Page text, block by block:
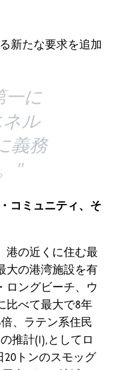
新たな要求を追加
一に
ル
義務
"
コミュニティ、そ
港の近くに住む最
大の港湾施設を有
ロングビーチ、ウ
比べて最大で8年
、ラテン系住民
推計(1), として ロ
20トンのスモッグ